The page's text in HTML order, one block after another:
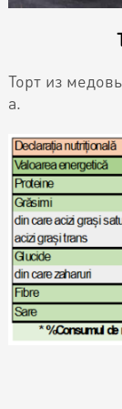
Торт из
а.